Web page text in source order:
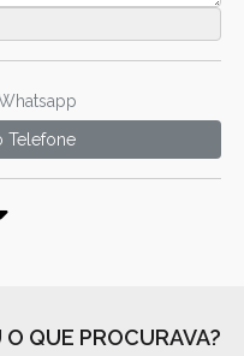
Telefone
QUE PROCURAVA?